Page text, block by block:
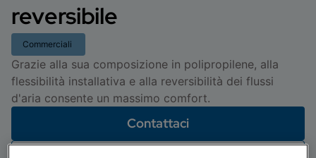
reversibile
Commerciali
Grazie alla sua composizione in polipropilene, alla
flessibilità installativa e alla reversibilità dei flussi
d'aria consente un massimo comfort.
Contattaci